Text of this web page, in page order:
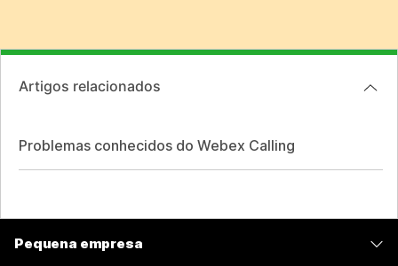
Artigos relacionados
Problemas conhecidos do Webex Calling
Pequena empresa